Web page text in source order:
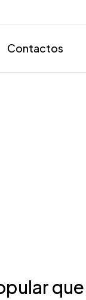
Contactos